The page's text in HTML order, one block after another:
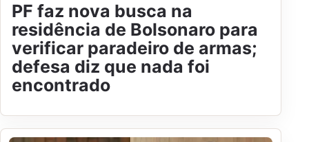
PF faz nova busca na
residência de Bolsonaro para
verificar paradeiro de armas;
defesa diz que nada foi
encontrado